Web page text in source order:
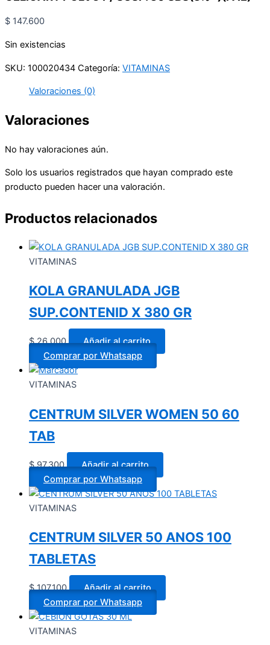
$ 147.600
Sin existencias
SKU: 100020434 Categoría: VITAMINAS
Valoraciones (0)
Valoraciones
No hay valoraciones aún.
Solo los usuarios registrados que hayan comprado este
producto pueden hacer una valoración.
Productos relacionados
VITAMINAS
KOLA GRANULADA JGB
SUP.CONTENID X 380 GR
$26.000
Añadir al carrito
Comprar por Whatsapp
VITAMINAS
CENTRUM SILVER WOMEN 50 60
TAB
$97.300
Añadir al carrito
Comprar por Whatsapp
VITAMINAS
CENTRUM SILVER 50 ANOS 100
TABLETAS
$107.100
Añadir al carrito
Comprar por Whatsapp
VITAMINAS